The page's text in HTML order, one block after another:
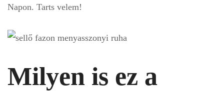
Napon. Tarts velem!
Milyen is ez a